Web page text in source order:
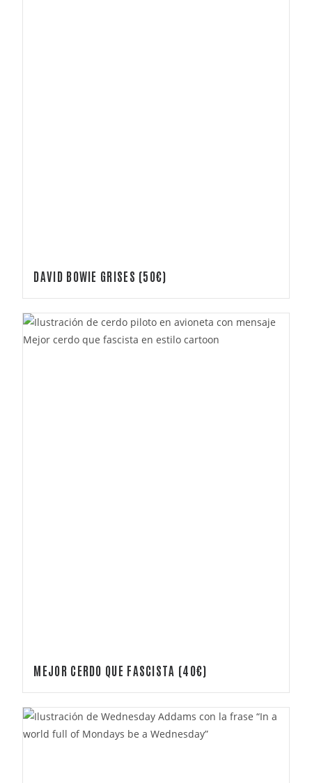
DAVID BOWIE GRISES (50€)
MEJOR CERDO QUE FASCISTA (40€)